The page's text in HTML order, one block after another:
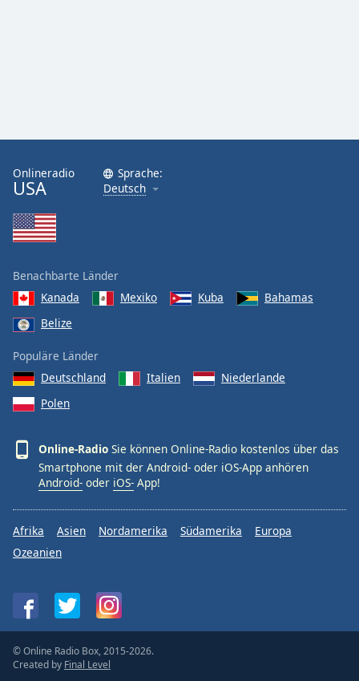
Onlineradio
USA
Sprache:
Deutsch
Benachbarte Länder
Kanada
Mexiko Kuba
Bahamas
Belize
Populäre Länder
Deutschland
Italien
Niederlande
Polen
Online-Radio Sie können Online-Radio kostenlos über das
Smartphone mit der Android- oder iOS-App anhören
Android- oder iOS- App!
Afrika Asien Nordamerika Südamerika
Europa
Ozeanien
© Online Radio Box, 2015-2026.
Created by Final Level